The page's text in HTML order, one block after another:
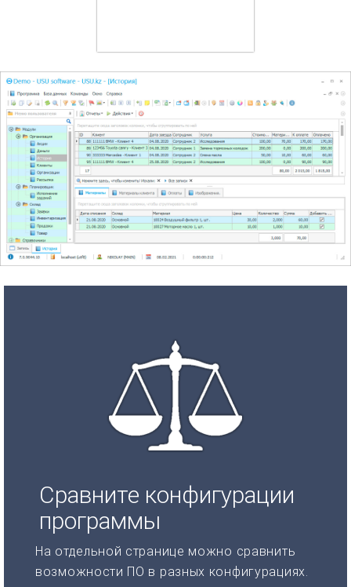
Сравните конфигурации
программы
На отдельной странице можно сравнить
возможности ПО в разных конфигурациях.